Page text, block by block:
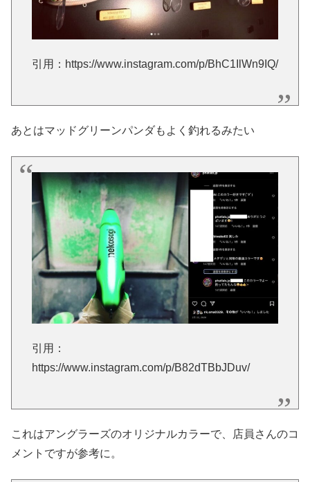
引用：https://www.instagram.com/p/BhC1IlWn9IQ/
あとはマッドグリーンパンダもよく釣れるみたい
引用：
https://www.instagram.com/p/B82dTBbJDuv/
これはアングラーズのオリジナルカラーで、店員さんのコ
メントですが参考に。